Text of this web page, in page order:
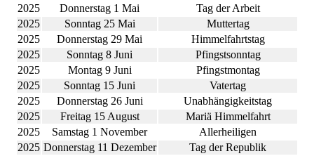
2025
Donnerstag 1 Mai
Tag der Arbeit
2025
Sonntag 25 Mai
Muttertag
2025
Donnerstag 29 Mai
Himmelfahrtstag
2025
Sonntag 8 Juni
Pfingstsonntag
2025
Montag 9 Juni
Pfingstmontag
2025
Sonntag 15 Juni
Vatertag
2025
Donnerstag 26 Juni
Unabhängigkeitstag
2025
Freitag 15 August
Mariä Himmelfahrt
2025
Samstag 1 November
Allerheiligen
2025 Donnerstag 11 Dezember
Tag der Republik